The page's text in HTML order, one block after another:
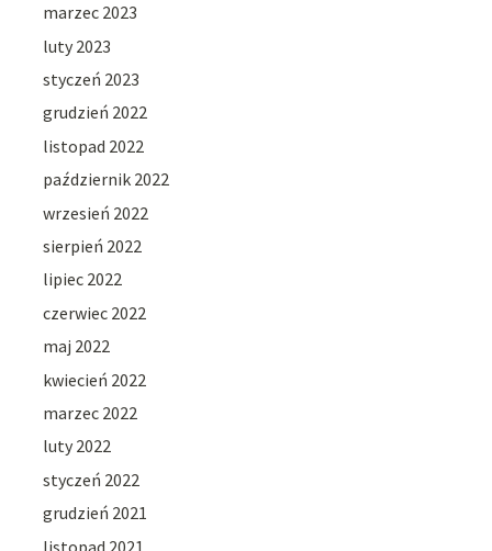
marzec 2023
luty 2023
styczeń 2023
grudzień 2022
listopad 2022
październik 2022
wrzesień 2022
sierpień 2022
lipiec 2022
czerwiec 2022
maj 2022
kwiecień 2022
marzec 2022
luty 2022
styczeń 2022
grudzień 2021
listopad 2021